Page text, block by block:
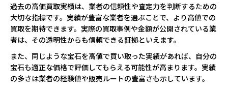
過去の高価買取実績は、業者の信頼性や査定力を判断するための
大切な指標です。実績が豊富な業者を選ぶことで、より高値での
買取を期待できます。実際の買取事例や金額が公開されている業
者は、その透明性からも信頼できる証拠といえます。
また、同じような宝石を高値で買い取った実績があれば、自分の
宝石も適正な価格で評価してもらえる可能性が高まります。実績
の多さは業者の経験値や販売ルートの豊富さも示しています。